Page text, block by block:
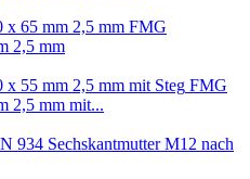
FMG
2,5 mm
FMG
2,5 mm mit...
Sechskantmutter M12 nach